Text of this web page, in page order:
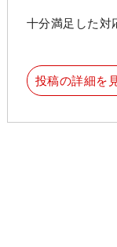
十分満足した対
投稿の詳細を